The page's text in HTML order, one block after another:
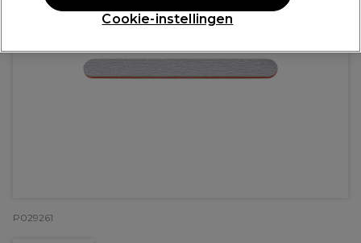
P029261
Cookie-instellingen